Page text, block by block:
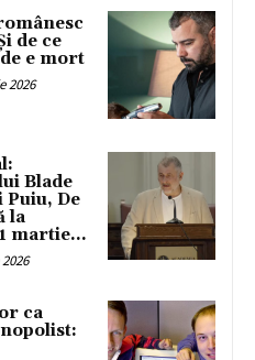
de ce
e mort
2026
Blade
Puiu, De
la
martie...
ca